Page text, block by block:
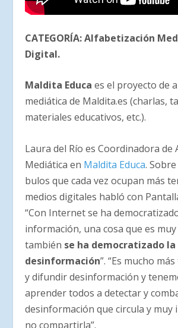
CATEGORÍA:Alfabetización
Digital.
Maldita Educa es el proyecto de
mediática de Maldita.es (charlas,
materiales educativos, etc.).
Laura del Río es Coordinadora de
Mediática en Maldita Educa.
bulos que cada vez ocupan más
medios digitales habló con
“Con Internet se ha
información, una cosa que es
también se ha democratizado la
desinformación”. “Es mucho
y difundir desinformación y
aprender todos a detectar y
desinformación que circula y muy
no compartirla”.